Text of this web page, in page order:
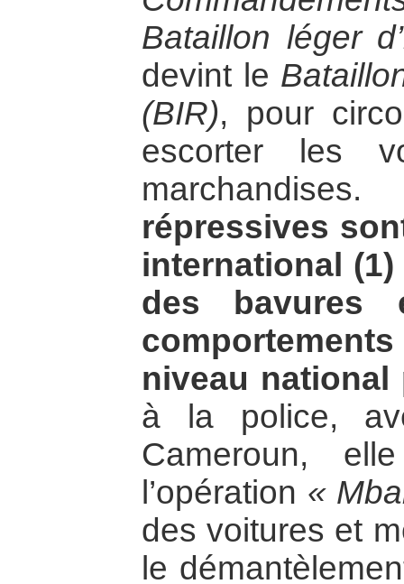
Bataillon léger
devint le
(BIR), pour
escorter les
répressives
international
des bavures
niveau national
à la police,
Cameroun,
l’opération «
des voitures et
le